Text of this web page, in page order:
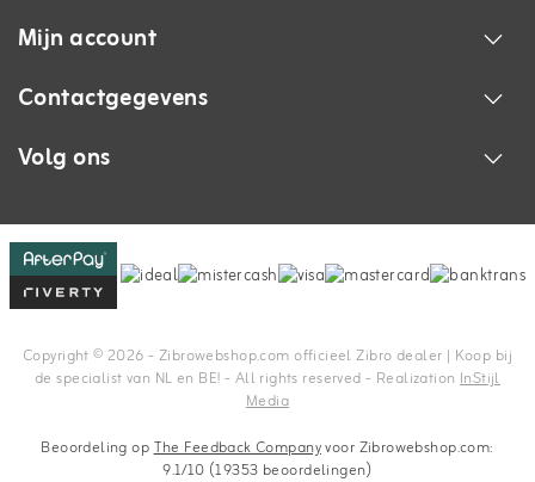
Mijn account
Contactgegevens
Volg ons
Copyright © 2026 - Zibrowebshop.com officieel Zibro dealer | Koop bij
de specialist van NL en BE! - All rights reserved - Realization InStijl
Media
Beoordeling opThe Feedback Companyvoor Zibrowebshop.com:
9.1/10 (19353 beoordelingen)